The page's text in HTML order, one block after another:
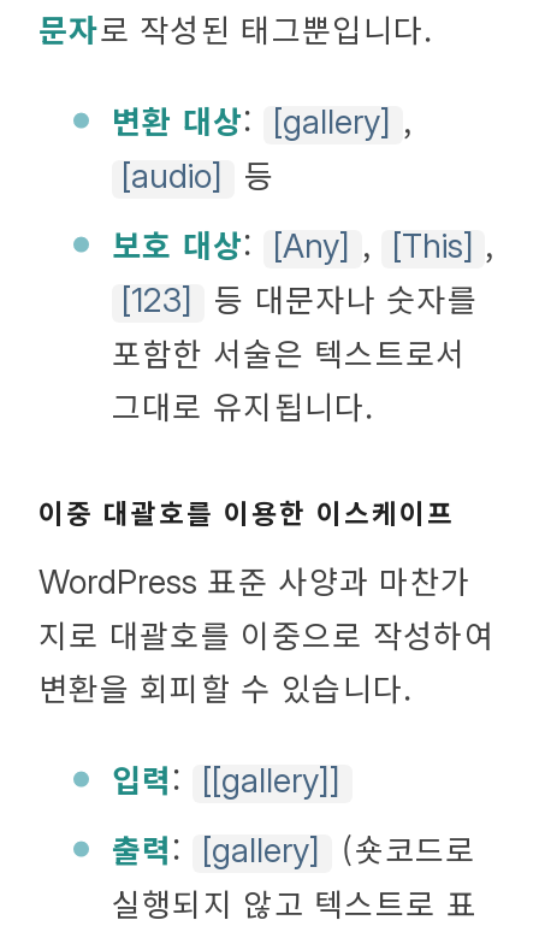
문자로 작성된 태그뿐입니다.
변환 대상: [gallery] ,
[audio]
등
보호 대상: [Any] , [This] ,
[123]
등 대문자나 숫자를
포함한 서술은 텍스트로서
그대로 유지됩니다.
이중 대괄호를 이용한 이스케이프
WordPress 표준 사양과 마찬가
지로 대괄호를 이중으로 작성하여
변환을 회피할 수 있습니다.
입력: [[gallery]]
출력: [gallery]
(숏코드로
실행되지 않고 텍스트로 표